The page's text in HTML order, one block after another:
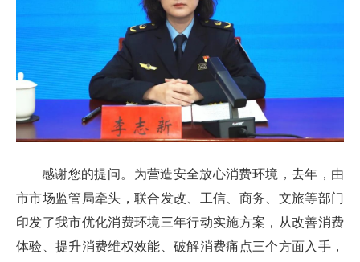
感谢您的提问。为营造安全放心消费环境，去年，由
市市场监管局牵头，联合发改、工信、商务、文旅等部门
印发了我市优化消费环境三年行动实施方案，从改善消费
体验、提升消费维权效能、破解消费痛点三个方面入手，